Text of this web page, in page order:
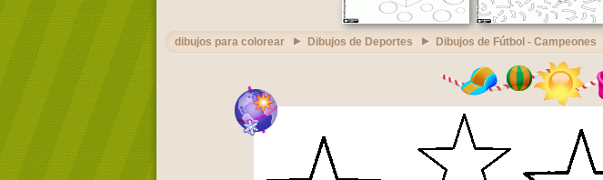
dibujos para colorear Dibujos de Deportes Dibujos de Fútbol - Campeones